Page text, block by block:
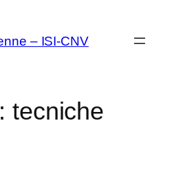
– ISI-CNV
tecniche